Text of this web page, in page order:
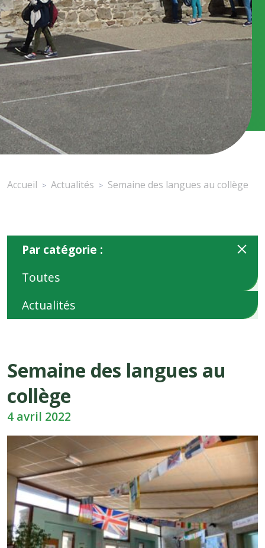
Accueil > Actualités > Semaine des langues au collège
Par catégorie :
Toutes
Actualités
Semaine des langues au
collège
4 avril 2022